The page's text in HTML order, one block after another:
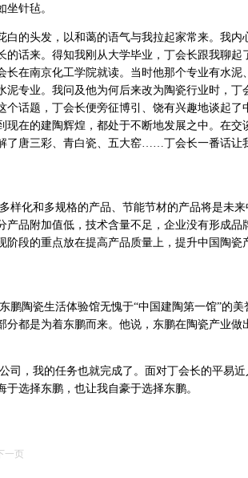
针毡。
的头发，以和蔼的语气与我拉起家常来。我内
话来。得知我刚从大学毕业，丁会长跟我聊起
长在南京化工学院就读。当时他那个专业有水泥
专业。我问及他为何后来改为陶瓷行业时，丁
话题，丁会长便旁征博引、饶有兴趣地谈起了
在的建陶辉煌，都处于不断地发展之中。在交
了唐三彩、青白瓷、五大窑……丁会长一番话让
化和多规格的产品、节能节材的产品将是未来
品附加值低，技术含量不足，企业没有形成品
段的重点放在提高产品质量上，提升中国陶瓷
陶瓷生活体验馆无愧于“中国建陶第一馆”的美
都是为着东鹏而来。他说，东鹏在陶瓷产业做
，我的任务也就完成了。面对丁会长的平易近
选择东鹏，也让我自豪于选择东鹏。
一页